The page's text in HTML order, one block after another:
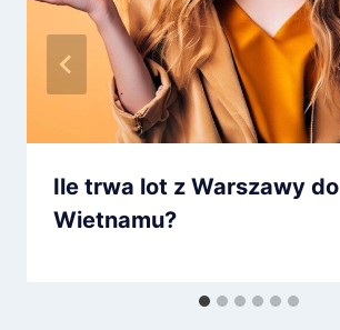
Ile trwa lot z Warszawy do
Wietnamu?